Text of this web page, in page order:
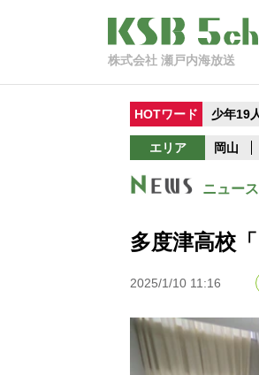
株式会社 瀬戸内海放送
HOTワード 少年19
エリア 岡山
ニュース
多度津高校
2025/1/10 11:16